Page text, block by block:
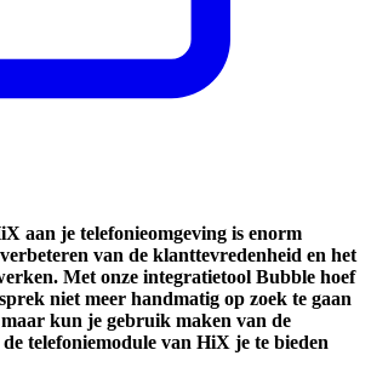
aan je telefonieomgeving is enorm
van de klanttevredenheid en het
Met onze integratietool Bubble hoef
niet meer handmatig op zoek te gaan
kun je gebruik maken van de
telefoniemodule van HiX je te bieden